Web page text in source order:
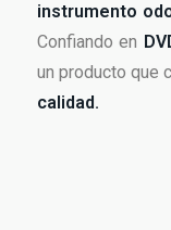
instrumento
Confiando en
un producto que
calidad.